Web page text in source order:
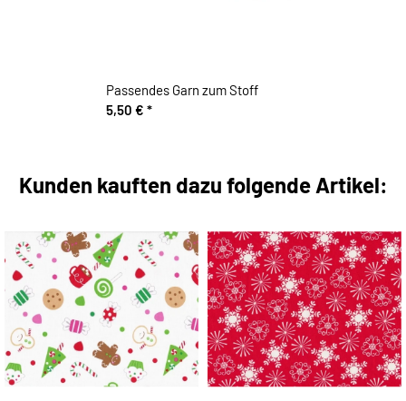
Passendes Garn zum Stoff
5,50 € *
Kunden kauften dazu folgende Artikel: